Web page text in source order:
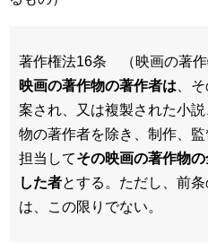
著作権法16条 （映画の著作
映画の著作物の著作者は 、
案され、又は複製された小
物の著作者を除き、制作、
担当してその映画の著作物
した者とする。ただし、前
は、この限りでない。